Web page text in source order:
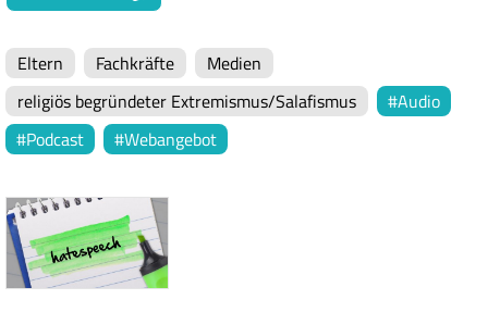
Eltern Fachkräfte
Medien
religiös begründeter Extremismus/Salafismus
Audio
Podcast
Webangebot